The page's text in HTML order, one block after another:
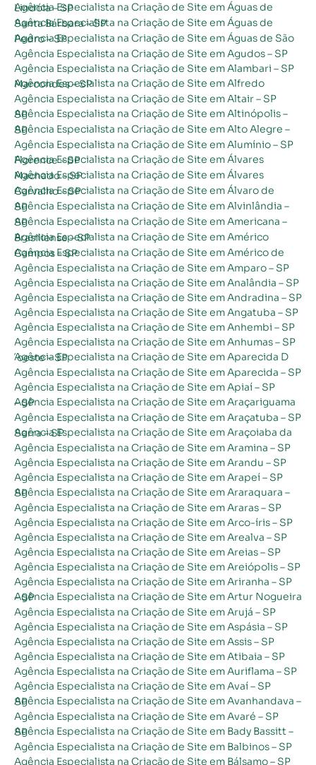
Agência Especialista na Criação de Site em Águas de Lindóia – SP
Agência Especialista na Criação de Site em Águas de Santa Bárbara – SP
Agência Especialista na Criação de Site em Águas de São Pedro – SP
Agência Especialista na Criação de Site em Agudos – SP
Agência Especialista na Criação de Site em Alambari – SP
Agência Especialista na Criação de Site em Alfredo Marcondes – SP
Agência Especialista na Criação de Site em Altair – SP
Agência Especialista na Criação de Site em Altinópolis – SP
Agência Especialista na Criação de Site em Alto Alegre – SP
Agência Especialista na Criação de Site em Alumínio – SP
Agência Especialista na Criação de Site em Álvares Florence – SP
Agência Especialista na Criação de Site em Álvares Machado – SP
Agência Especialista na Criação de Site em Álvaro de Carvalho – SP
Agência Especialista na Criação de Site em Alvinlândia – SP
Agência Especialista na Criação de Site em Americana – SP
Agência Especialista na Criação de Site em Américo Brasiliense – SP
Agência Especialista na Criação de Site em Américo de Campos – SP
Agência Especialista na Criação de Site em Amparo – SP
Agência Especialista na Criação de Site em Analândia – SP
Agência Especialista na Criação de Site em Andradina – SP
Agência Especialista na Criação de Site em Angatuba – SP
Agência Especialista na Criação de Site em Anhembi – SP
Agência Especialista na Criação de Site em Anhumas – SP
Agência Especialista na Criação de Site em Aparecida D´oeste – SP
Agência Especialista na Criação de Site em Aparecida – SP
Agência Especialista na Criação de Site em Apiaí – SP
Agência Especialista na Criação de Site em Araçariguama – SP
Agência Especialista na Criação de Site em Araçatuba – SP
Agência Especialista na Criação de Site em Araçoiaba da Serra – SP
Agência Especialista na Criação de Site em Aramina – SP
Agência Especialista na Criação de Site em Arandu – SP
Agência Especialista na Criação de Site em Arapeí – SP
Agência Especialista na Criação de Site em Araraquara – SP
Agência Especialista na Criação de Site em Araras – SP
Agência Especialista na Criação de Site em Arco-íris – SP
Agência Especialista na Criação de Site em Arealva – SP
Agência Especialista na Criação de Site em Areias – SP
Agência Especialista na Criação de Site em Areiópolis – SP
Agência Especialista na Criação de Site em Ariranha – SP
Agência Especialista na Criação de Site em Artur Nogueira – SP
Agência Especialista na Criação de Site em Arujá – SP
Agência Especialista na Criação de Site em Aspásia – SP
Agência Especialista na Criação de Site em Assis – SP
Agência Especialista na Criação de Site em Atibaia – SP
Agência Especialista na Criação de Site em Auriflama – SP
Agência Especialista na Criação de Site em Avaí – SP
Agência Especialista na Criação de Site em Avanhandava – SP
Agência Especialista na Criação de Site em Avaré – SP
Agência Especialista na Criação de Site em Bady Bassitt – SP
Agência Especialista na Criação de Site em Balbinos – SP
Agência Especialista na Criação de Site em Bálsamo – SP